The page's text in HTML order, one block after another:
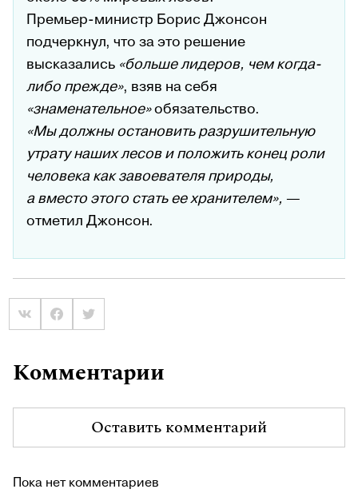
Премьер-министр Борис Джонсон
подчеркнул, что за это решение
высказались «больше лидеров, чем когда-
либо прежде», взяв на себя
«знаменательное»обязательство.
«Мы должны остановить разрушительную
утрату наших лесов и положить конец роли
человека как завоевателя природы,
а вместо этого стать ее хранителем», —
отметил Джонсон.
Комментарии
Оставить комментарий
Пока нет комментариев